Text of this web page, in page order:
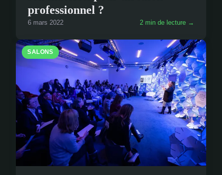
professionnel ?
6 mars 2022 2 min de lecture →
SALONS